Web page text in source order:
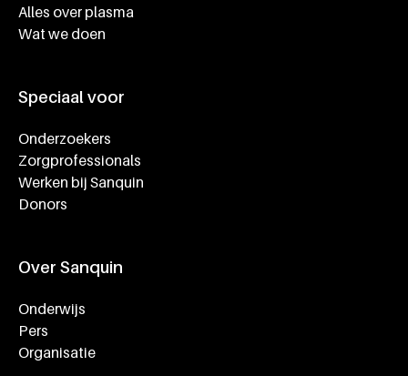
Alles over plasma
Wat we doen
Speciaal voor
Onderzoekers
Zorgprofessionals
Werken bij Sanquin
Donors
Over Sanquin
Onderwijs
Pers
Organisatie